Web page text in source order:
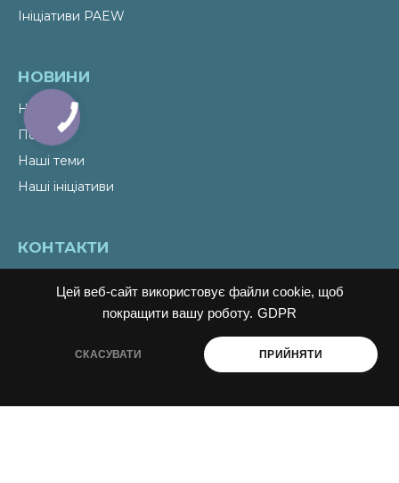
Цей веб-сайт використовує файли cookie, щоб
покращити вашу роботу. GDPR
СКАСУВАТИ ПРИЙНЯТИ
Ініціативи PAEW
НОВИНИ
Новини
Події
Наші теми
Наші ініціативи
КОНТАКТИ